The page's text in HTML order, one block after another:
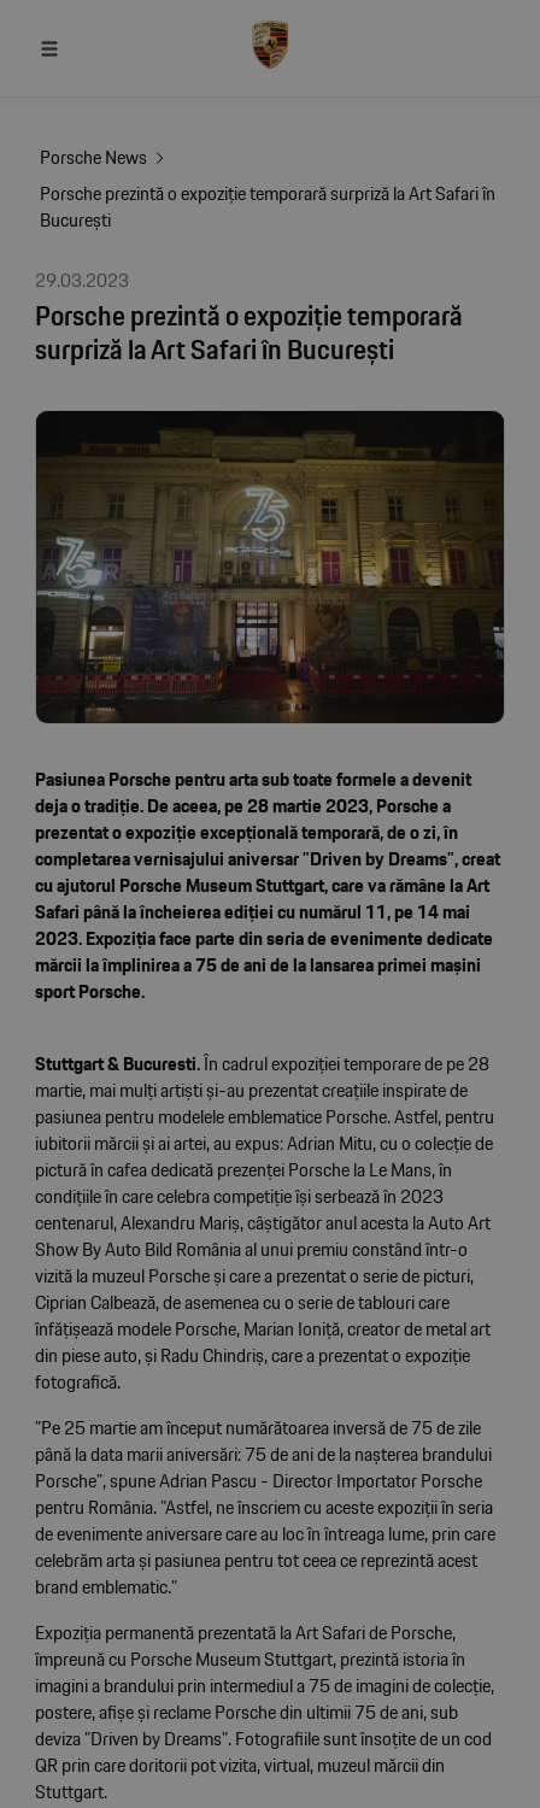
Porsche News
Porsche prezintă o expoziție temporară surpriză la Art Safari în
București
29.03.2023
Porsche prezintă o expoziție temporară
surpriză la Art Safari în București
Pasiunea Porsche pentru arta sub toate formele a devenit
deja o tradiție. De aceea, pe 28 martie 2023, Porsche a
prezentat o expoziție excepțională temporară, de o zi, în
completarea vernisajului aniversar ”Driven by Dreams”, creat
cu ajutorul Porsche Museum Stuttgart, care va rămâne la Art
Safari până la încheierea ediției cu numărul 11, pe 14 mai
2023. Expoziția face parte din seria de evenimente dedicate
mărcii la împlinirea a 75 de ani de la lansarea primei mașini
sport Porsche.
Stuttgart & Bucuresti.În cadrul expoziției temporare de pe 28
martie, mai mulți artiști și-au prezentat creațiile inspirate de
pasiunea pentru modelele emblematice Porsche. Astfel, pentru
iubitorii mărcii și ai artei, au expus: Adrian Mitu, cu o colecție de
pictură în cafea dedicată prezenței Porsche la Le Mans, în
condițiile în care celebra competiție își serbează în 2023
centenarul, Alexandru Mariș, câștigător anul acesta la Auto Art
Show By Auto Bild România al unui premiu constând într-o
vizită la muzeul Porsche și care a prezentat o serie de picturi,
Ciprian Calbează, de asemenea cu o serie de tablouri care
înfățișează modele Porsche, Marian Ioniță, creator de metal art
din piese auto, și Radu Chindriș, care a prezentat o expoziție
fotografică.
”Pe 25 martie am început numărătoarea inversă de 75 de zile
până la data marii aniversări: 75 de ani de la nașterea brandului
Porsche”, spune Adrian Pascu - Director Importator Porsche
pentru România. ”Astfel, ne înscriem cu aceste expoziții în seria
de evenimente aniversare care au loc în întreaga lume, prin care
celebrăm arta și pasiunea pentru tot ceea ce reprezintă acest
brand emblematic.”
Expoziția permanentă prezentată la Art Safari de Porsche,
împreună cu Porsche Museum Stuttgart, prezintă istoria în
imagini a brandului prin intermediul a 75 de imagini de colecție,
postere, afișe și reclame Porsche din ultimii 75 de ani, sub
deviza ”Driven by Dreams”. Fotografiile sunt însoțite de un cod
QR prin care doritorii pot vizita, virtual, muzeul mărcii din
Stuttgart.